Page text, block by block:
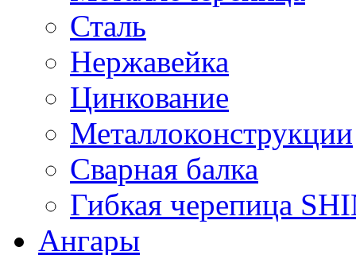
Сталь
Нержавейка
Цинкование
Металлоконструкции
Сварная балка
Гибкая черепица
Ангары